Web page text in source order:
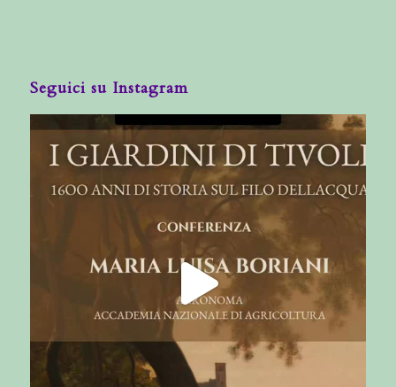
Seguici su Instagram